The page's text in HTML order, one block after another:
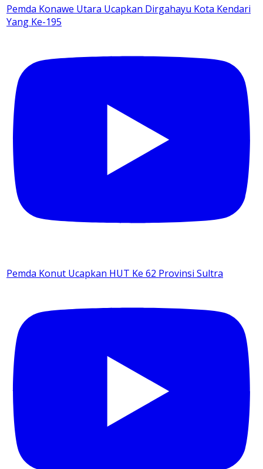
Pemda Konawe Utara Ucapkan Dirgahayu Kota Kendari
Yang Ke-195
Pemda Konut Ucapkan HUT Ke 62 Provinsi Sultra